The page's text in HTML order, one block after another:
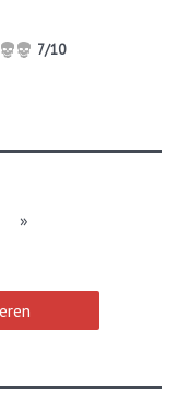
7/10
»